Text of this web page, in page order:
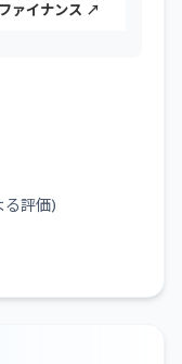
ァイナンス ↗
る評価)